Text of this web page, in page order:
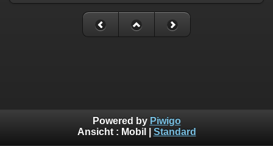
Powered by Piwigo
Ansicht : Mobil Standard